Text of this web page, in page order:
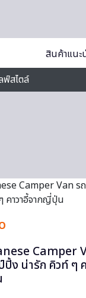
สินค้าแนะ
ฟ์สไตล์
Camper
ปิ้ง น่ารัก คิวท์ ๆ